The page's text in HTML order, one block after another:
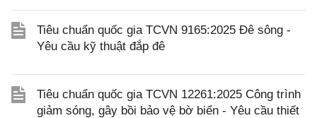
Tiêu chuẩn quốc gia TCVN 9165:2025 Đê sông -
Yêu cầu kỹ thuật đắp đê
Tiêu chuẩn quốc gia TCVN 12261:2025 Công trình
giảm sóng, gây bồi bảo vệ bờ biển - Yêu cầu thiết